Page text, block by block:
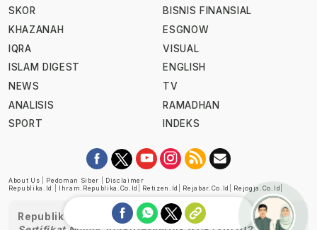
SKOR
KHAZANAH
IQRA
ISLAM DIGEST
NEWS
ANALISIS
SPORT
BISNIS FINANSIAL
ESGNOW
VISUAL
ENGLISH
TV
RAMADHAN
INDEKS
About Us Pedoman Siber
Disclaimer
Republika.id
Ihram.republika.co.id Retizen.id Rejabar.co.id Rejogja.co.id
Republika telah diverifikasi oleh Dewan Pers